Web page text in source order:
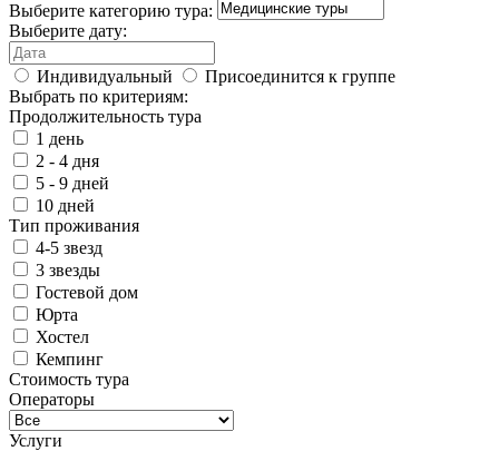
Выберите категорию тура:
Выберите дату:
Индивидуальный
Присоединится к группе
Выбрать по критериям:
Продолжительность тура
1 день
2 - 4 дня
5 - 9 дней
10 дней
Тип проживания
4-5 звезд
3 звезды
Гостевой дом
Юрта
Хостел
Кемпинг
Стоимость тура
Операторы
Услуги